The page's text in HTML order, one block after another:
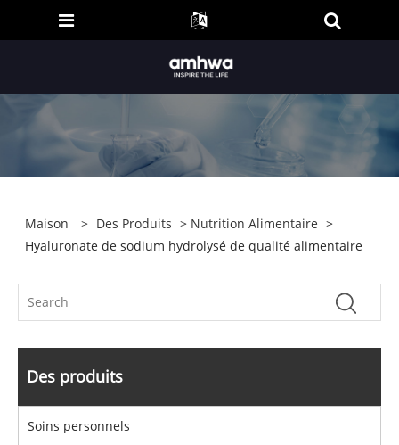
Maison > Des Produits > Nutrition Alimentaire >
Hyaluronate de sodium hydrolysé de qualité alimentaire
Des produits
Soins personnels